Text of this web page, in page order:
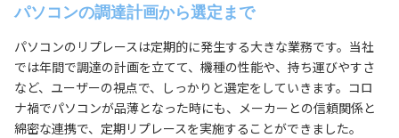
パソコンの調達計画から選定まで
パソコンのリプレースは定期的に発生する大きな業務です。当社
では年間で調達の計画を立てて、機種の性能や、持ち運びやすさ
など、ユーザーの視点で、しっかりと選定をしていきます。コロ
ナ禍でパソコンが品薄となった時にも、メーカーとの信頼関係と
綿密な連携で、定期リプレースを実施することができました。